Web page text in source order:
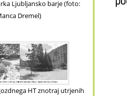
Ljubljansko barje (foto:
Dremel)
HT znotraj utrjenih